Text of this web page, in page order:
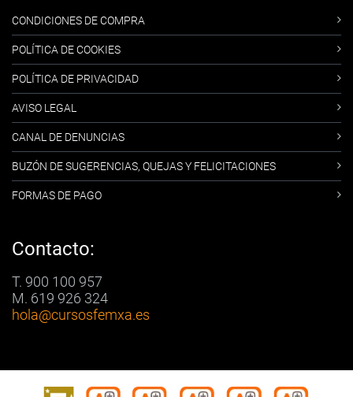
CONDICIONES DE COMPRA
POLÍTICA DE COOKIES
POLÍTICA DE PRIVACIDAD
AVISO LEGAL
CANAL DE DENUNCIAS
BUZÓN DE SUGERENCIAS, QUEJAS Y FELICITACIONES
FORMAS DE PAGO
Contacto:
T. 900 100 957
M. 619 926 324
hola@cursosfemxa.es